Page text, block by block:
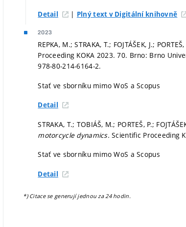
Detail | Plný text v Digitální knihovně
2023
REPKA, M.; STRAKA, T.; FOJTÁŠEK, J.; PORTEŠ,
Proceeding KOKA 2023. 70. Brno: Brno
978-80-214-6164-2.
Stať ve sborníku mimo WoS a Scopus
Detail
STRAKA, T.; TOBIÁŠ, M.; PORTEŠ, P.;
motorcycle dynamics.Scientific Proceeding
Stať ve sborníku mimo WoS a Scopus
Detail
*) Citace se generují jednou za 24 hodin.